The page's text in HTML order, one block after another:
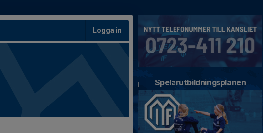
Logga in
Spelarutbildningsplanen